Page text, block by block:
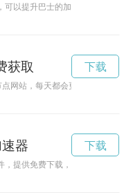
可以提升巴士的加速性能，提高
获取
网站，每天都会更新最新的节
下载
器
，提供免费下载，为玩家带来更畅
下载